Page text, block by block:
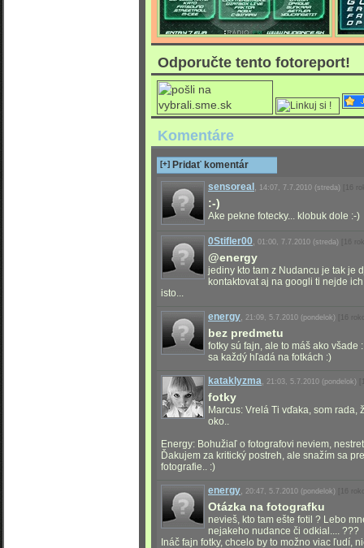
Odporučte tento fotoreport!
Komentáre
[+] Pridať komentár
sensoreal 14:07, 7.7.2010 (streda) [16
:-)
Ake pekne fotecky... klobuk dole :-)
0Stifler00 01:00, 7.7.2010 (streda) [16
@energy
jediny kto tam z Nudancu je tak je
kontaktovat aj na googli ti nejde
isto...
energy 21:09, 5.7.2010 (pondelok) [16
bez predmetu
fotky sú fajn, ale to máš ako
sa každý hľadá na fotkách :)
kataklyzma 21:03, 5.7.2010 (pondelok)
fotky
Marcus: Vrelá Ti vďaka, som rada,
oko..
Energy: Bohužiaľ o fotografovi neviem,
Ďakujem za kritický postreh, ale snažím sa
fotografie.. :)
energy 20:47, 5.7.2010 (pondelok) [16
Otázka na fotografku
nevieš, kto tam ešte fotil ? Lebo
nejakeho nudance či odkial.... ???
Ináč fajn fotky, chcelo by to možno viac ľudí,